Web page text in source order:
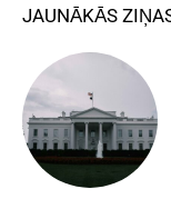
JAUNĀKĀS